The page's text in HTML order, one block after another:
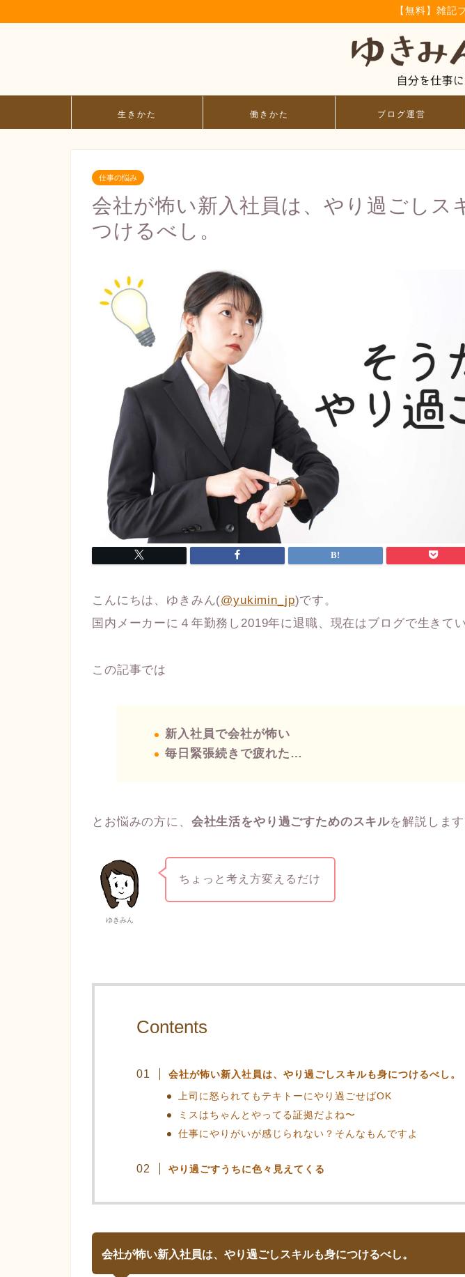
【無料】雑記
生きかた 働きかた ブログ運営
仕事の悩み
会社が怖い新入社員は、やり過ごしス
つけるべし。
こんにちは、ゆきみん(@yukimin_jp)です。
国内メーカーに４年勤務し2019年に退職、現在はブログで生きてい
この記事では
新入社員で会社が怖い
毎日緊張続きで疲れた…
とお悩みの方に、 会社生活をやり過ごすためのスキルを解説します
ゆきみん
ちょっと考え方変えるだけ
Contents
会社が怖い新入社員は、やり過ごしスキルも身につけるべし。
上司に怒られてもテキトーにやり過ごせばOK
ミスはちゃんとやってる証拠だよね〜
仕事にやりがいが感じられない？そんなもんですよ
やり過ごすうちに色々見えてくる
会社が怖い新入社員は、やり過ごしスキルも身につけるべし。